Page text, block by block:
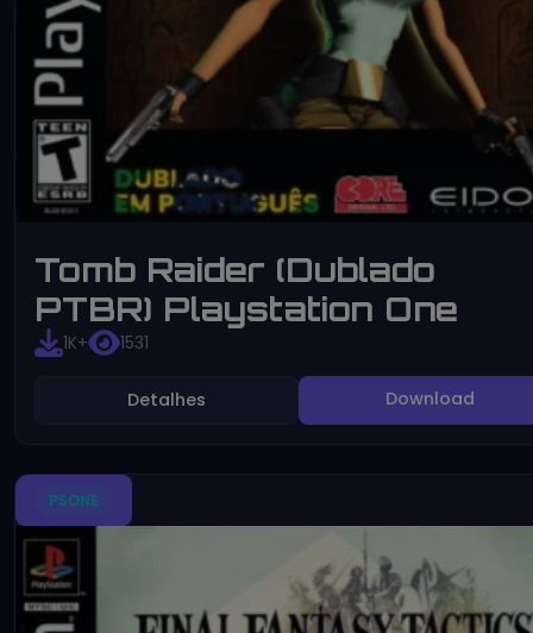
Tomb Raider (Dublado
PTBR) Playstation One
1K+ 1531
Detalhes Download
PSONE